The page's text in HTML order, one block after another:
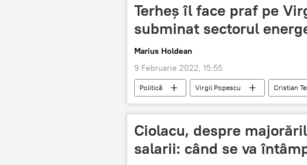
Terheș îl face praf pe
subminat sectorul
Marius Holdean
9 Februarie 2022, 15:55
Politică Virgil Popescu Cristian
Ciolacu, despre
salarii: când se va